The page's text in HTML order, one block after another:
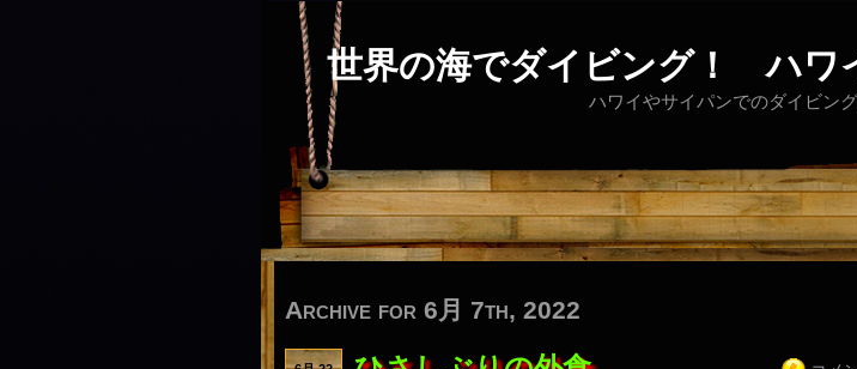
世界の海でダイビング！ ハワ
ハワイやサイパンでのダイビン
Archive for 6月 7th, 2022